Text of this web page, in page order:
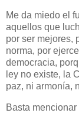
Me da miedo el
aquellos que
por ser mejores,
norma, por
democracia,
ley no existe, la
paz, ni armonía,
Basta